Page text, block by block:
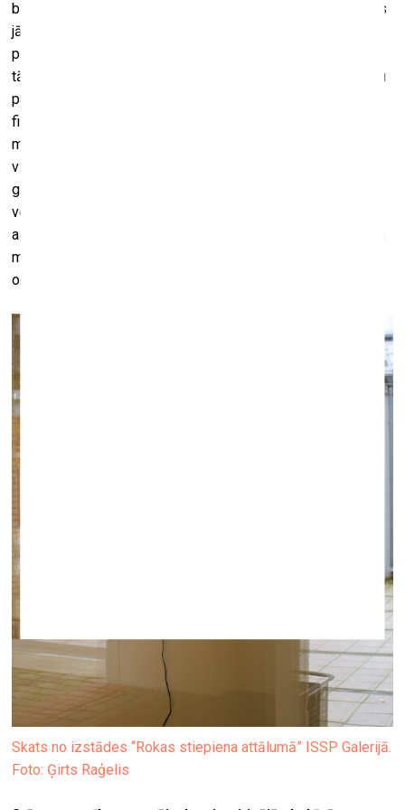
bija tik interesanti to vērot, lai gan it kā jau visu laiku bija kas
jādara. Bet es ņemu un divas stundas skatos uz kaiju. Bet
pēc tam es nodomāju – bet kāpēc gan ne, kāpēc es nevaru
tā vienkārši skatīties? Un pēc tam es uzņēmu daudz visādu
puķīšu, katru dienu gāju uz Botānisko dārzu un vienkārši
filmēju ar telefonu. Un izstādītajā video visu laiku ir tāds
mikss – garš mammas video no kabīnes loga un mani īsie
video. Un man pašai bija svarīgi, lai dabas un cilvēka tēma
gūtu jaunu aktualitāti. Esmu veģetāriete kopš četru gadu
vecuma, man tā ir norma, taču es neesmu īpaši par to
aizdomājusies. Bet tagad man ļoti svarīga šķiet izpratne, ka
mēs ar visu dzīvo esam viens organisms. Un šī tēma
organiski savijās ar mammas stāstu.
Skats no izstādes “Rokas stiepiena attālumā” ISSP Galerijā.
Foto: Ģirts Raģelis